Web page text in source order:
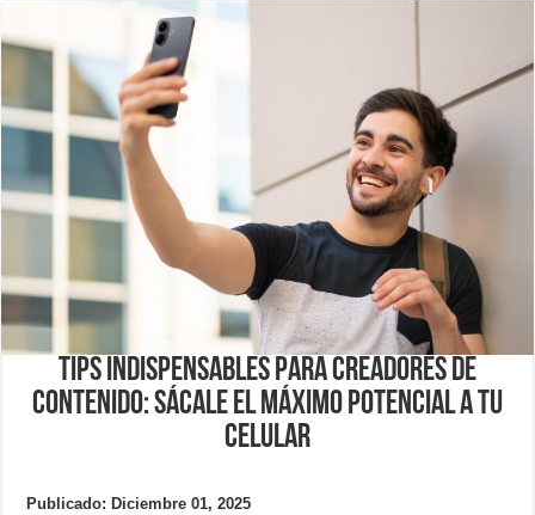
Tips indispensables para creadores de
contenido: sácale el máximo potencial a tu
celular
Publicado: Diciembre 01, 2025